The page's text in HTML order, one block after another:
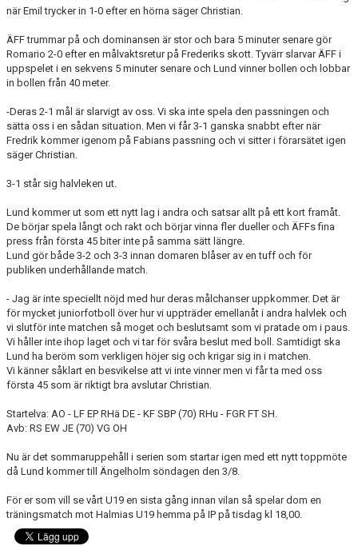
när Emil trycker in 1-0 efter en hörna säger Christian.
ÄFF trummar på och dominansen är stor och bara 5 minuter senare gör
Romario 2-0 efter en målvaktsretur på Frederiks skott. Tyvärr slarvar ÄFF i
uppspelet i en sekvens 5 minuter senare och Lund vinner bollen och lobbar
in bollen från 40 meter.
-Deras 2-1 mål är slarvigt av oss. Vi ska inte spela den passningen och
sätta oss i en sådan situation. Men vi får 3-1 ganska snabbt efter när
Fredrik kommer igenom på Fabians passning och vi sitter i förarsätet igen
säger Christian.
3-1 står sig halvleken ut.
Lund kommer ut som ett nytt lag i andra och satsar allt på ett kort framåt.
De börjar spela långt och rakt och börjar vinna fler dueller och ÄFFs fina
press från första 45 biter inte på samma sätt längre.
Lund gör både 3-2 och 3-3 innan domaren blåser av en tuff och för
publiken underhållande match.
- Jag är inte speciellt nöjd med hur deras målchanser uppkommer. Det är
för mycket juniorfotboll över hur vi uppträder emellanåt i andra halvlek och
vi slutför inte matchen så moget och beslutsamt som vi pratade om i paus.
Vi håller inte ihop laget och vi tar för svåra beslut med boll. Samtidigt ska
Lund ha beröm som verkligen höjer sig och krigar sig in i matchen.
Vi känner såklart en besvikelse att vi inte vinner men vi får ta med oss
första 45 som är riktigt bra avslutar Christian.
Startelva: AO - LF EP RHä DE - KF SBP (70) RHu - FGR FT SH.
Avb: RS EW JE (70) VG OH
Nu är det sommaruppehåll i serien som startar igen med ett nytt toppmöte
då Lund kommer till Ängelholm söndagen den 3/8.
För er som vill se vårt U19 en sista gång innan vilan så spelar dom en
träningsmatch mot Halmias U19 hemma på IP på tisdag kl 18,00.